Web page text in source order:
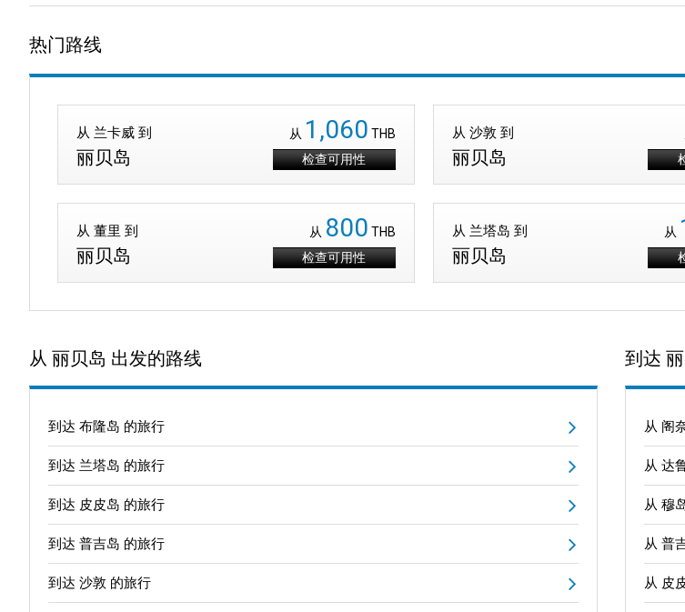
热门路线
从 兰卡威 到
丽贝岛
从 1,060 THB
检查可用性
从 沙敦 到
丽贝岛
从 董里 到
丽贝岛
从 800 THB
检查可用性
从 兰塔岛 到
丽贝岛
从
从 丽贝岛 出发的路线
到达 布隆岛 的旅行
到达 兰塔岛 的旅行
到达 皮皮岛 的旅行
到达 普吉岛 的旅行
到达 沙敦 的旅行
到达
从 阁
从 达
从 穆
从 普
从 皮